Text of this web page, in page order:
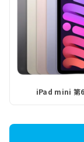
iPad mini 第